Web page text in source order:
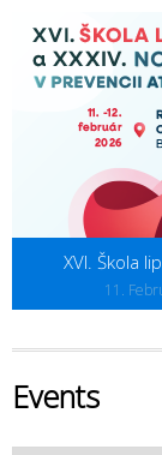
XVI. Škola
11.
Events